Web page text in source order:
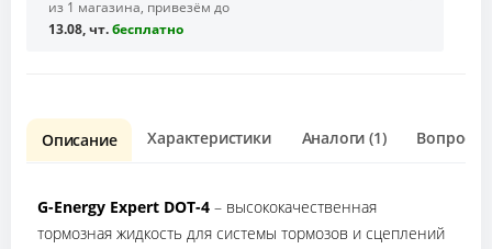
из 1 магазина, привезём до
13.08, чт.бесплaтно
Описание Характеристики Аналоги (1) Вопрос о
G-Energy Expert DOT-4 – высококачественная
тормозная жидкость для системы тормозов и сцеплений